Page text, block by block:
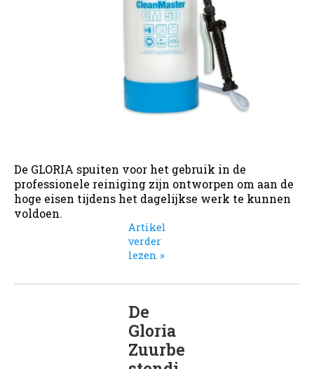
De GLORIA spuiten voor het gebruik in de
professionele reiniging zijn ontworpen om aan de
hoge eisen tijdens het dagelijkse werk te kunnen
voldoen.
Artikel
verder
lezen »
De
Gloria
Zuurbe